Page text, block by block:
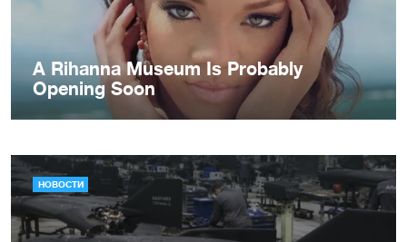
НОВОСТИ